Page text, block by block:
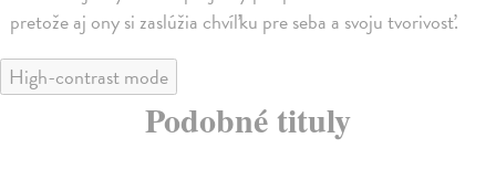
pretože aj ony si zaslúžia chvíľku pre seba a svoju tvorivosť.
High-contrast mode
Podobné tituly